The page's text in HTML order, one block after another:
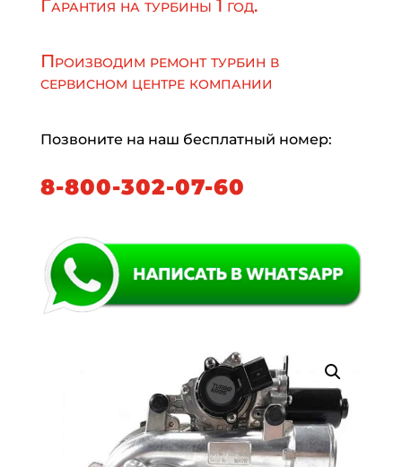
Гарантия на турбины 1 год.
Производим ремонт турбин в
сервисном центре компании
Позвоните на наш бесплатный номер:
8-800-302-07-60